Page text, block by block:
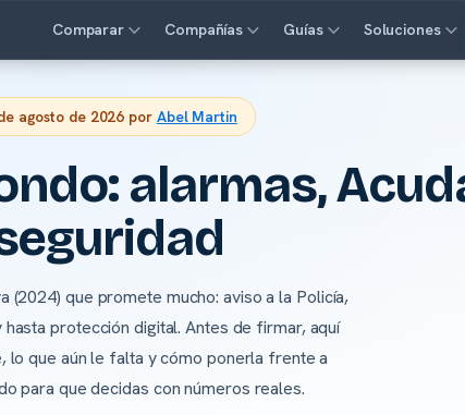
Comparar Compañías Guías Soluciones
agosto de 2026 por Abel Martin
alarmas,
(2024) que promete mucho: aviso a la Policía,
protección digital. Antes de firmar, aquí
que aún le falta y cómo ponerla frente a
para que decidas con números reales.